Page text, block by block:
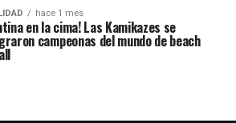
hace 1 mes
en la cima! Las Kamikazes se
campeonas del mundo de beach